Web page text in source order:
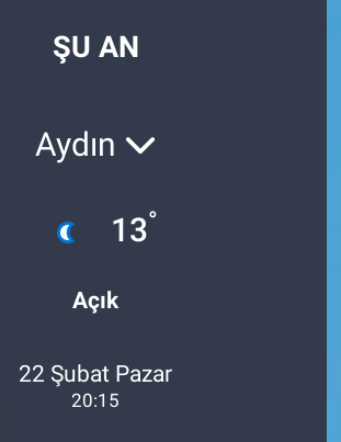
ŞU AN
Aydın
13°
Açık
22 Şubat Pazar
20:15